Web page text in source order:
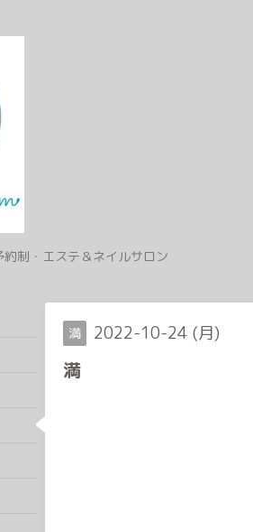
制・エステ＆ネイルサロン
満 2022-10-24 (月)
満